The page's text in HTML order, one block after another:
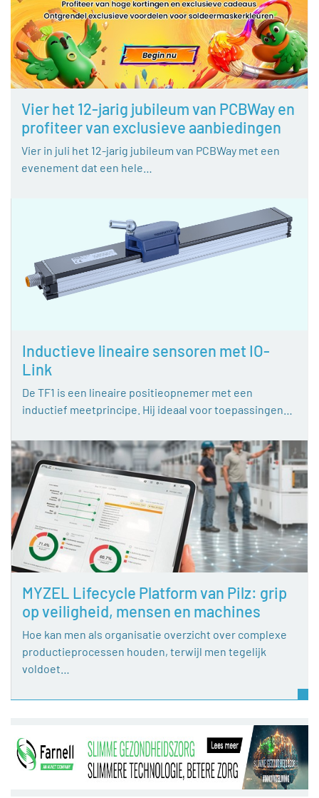
Vier het 12-jarig jubileum van PCBWay en
profiteer van exclusieve aanbiedingen
Vier in juli het 12-jarig jubileum van PCBWay met een
evenement dat een hele…
Inductieve lineaire sensoren met IO-
Link
De TF1 is een lineaire positieopnemer met een
inductief meetprincipe. Hij ideaal voor toepassingen…
MYZEL Lifecycle Platform van Pilz: grip
op veiligheid, mensen en machines
Hoe kan men als organisatie overzicht over complexe
productieprocessen houden, terwijl men tegelijk
voldoet…